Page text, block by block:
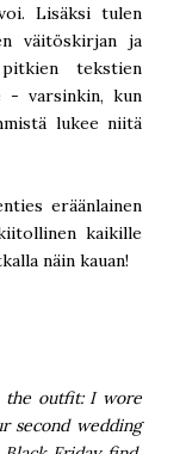
Lisäksi tulen
väitöskirjan ja
tekstien
- varsinkin, kun
lukee niitä
eräänlainen
kaikille
näin kauan!
the outfit: I wore
second wedding